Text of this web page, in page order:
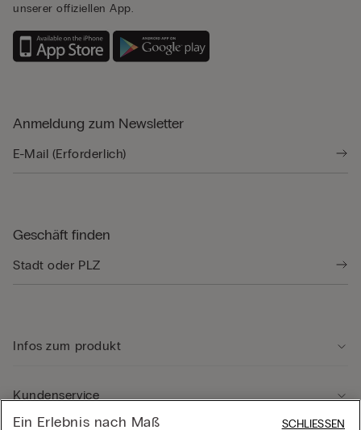
unserer offiziellen App.
Anmeldung zum Newsletter
Geschäft finden
Infos zum produkt
Kundenservice
Ein Erlebnis nach Maß SCHLIESSEN